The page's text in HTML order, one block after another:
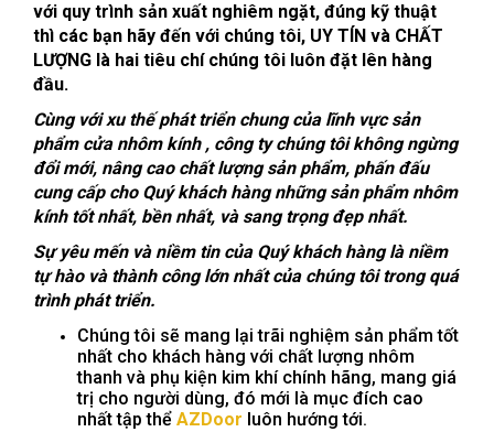
với quy trình sản xuất nghiêm ngặt, đúng kỹ thuật
thì các bạn hãy đến với chúng tôi, UY TÍN và CHẤT
LƯỢNG là hai tiêu chí chúng tôi luôn đặt lên hàng
đầu.
Cùng với xu thế phát triển chung của lĩnh vực sản
phẩm cửa nhôm kính , công ty chúng tôi không ngừng
đổi mới, nâng cao chất lượng sản phẩm, phấn đấu
cung cấp cho Quý khách hàng những sản phẩm nhôm
kính tốt nhất, bền nhất, và sang trọng đẹp nhất.
Sự yêu mến và niềm tin của Quý khách hàng là niềm
tự hào và thành công lớn nhất của chúng tôi trong quá
trình phát triển.
Chúng tôi sẽ mang lại trãi nghiệm sản phẩm tốt
nhất cho khách hàng với chất lượng nhôm
thanh và phụ kiện kim khí chính hãng, mang giá
trị cho người dùng, đó mới là mục đích cao
nhất tập thể AZDoor luôn hướng tới.